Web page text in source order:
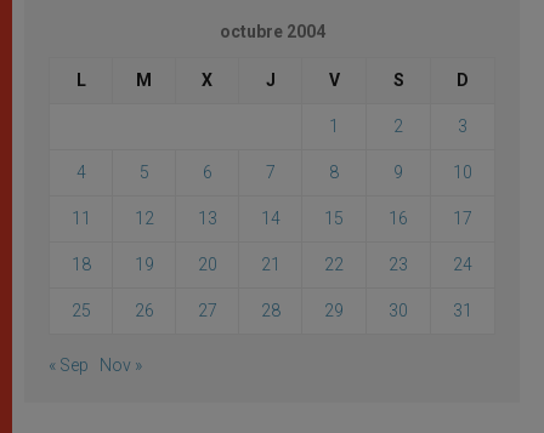
octubre 2004
L M X J V S D
1 2 3
4 5 6 7 8 9 10
11 12 13 14 15 16 17
18 19 20 21 22 23 24
25 26 27 28 29 30 31
« Sep Nov »